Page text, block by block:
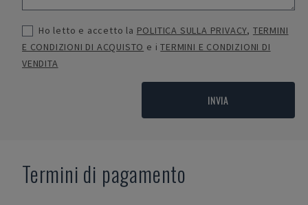
Ho letto e accetto la POLITICA SULLA PRIVACY, TERMINI
E CONDIZIONI DI ACQUISTO e iTERMINI E CONDIZIONI DI
VENDITA
INVIA
Termini di pagamento